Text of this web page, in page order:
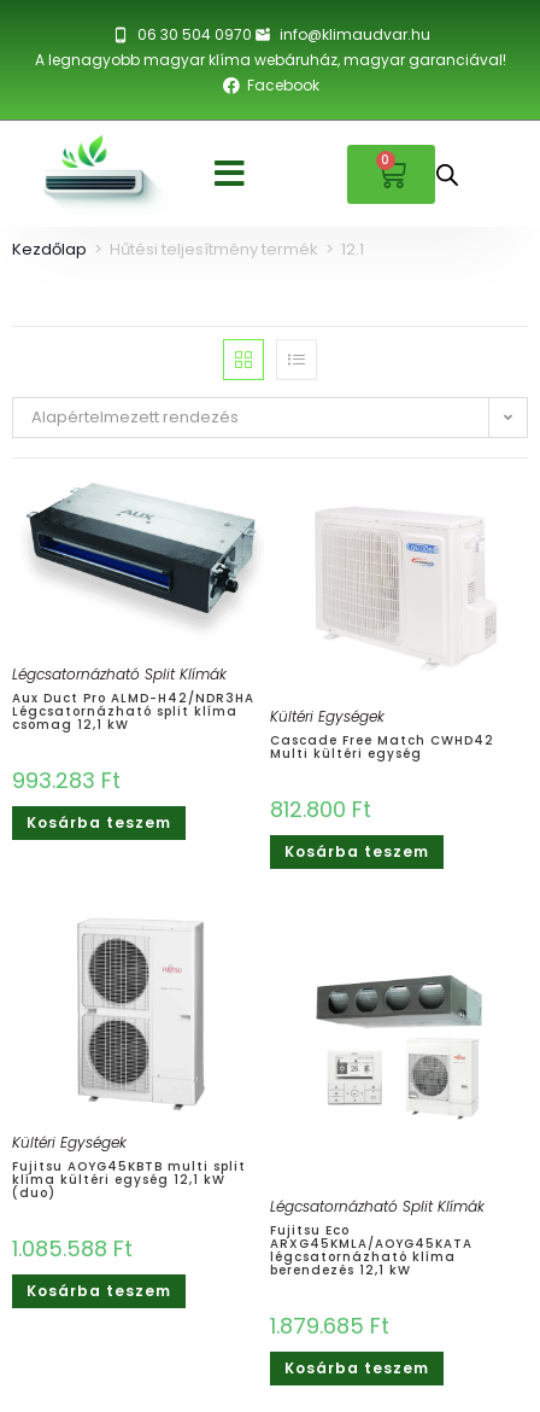
06 30 504 0970
info@klimaudvar.hu
A legnagyobb magyar klíma webáruház, magyar garanciával!
Facebook
0
Kezdőlap > Hűtési teljesítmény termék > 12.1
Alapértelmezett rendezés
Légcsatornázható Split Klímák
Aux Duct Pro ALMD-H42/NDR3HA
Légcsatornázható split klíma
csomag 12,1 kW
993.283 Ft
Kosárba teszem
Kültéri Egységek
Cascade Free Match CWHD42
Multi kültéri egység
812.800 Ft
Kosárba teszem
Kültéri Egységek
Fujitsu AOYG45KBTB multi split
klíma kültéri egység 12,1 kW
(duo)
1.085.588 Ft
Kosárba teszem
Légcsatornázható Split Klímák
Fujitsu Eco
ARXG45KMLA/AOYG45KATA
légcsatornázható klíma
berendezés 12,1 kW
1.879.685 Ft
Kosárba teszem